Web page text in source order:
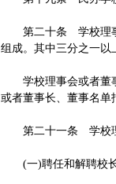
第二十条 学校理事
组成。其中三分之一
学校理事会或者董事
或者董事长、董事名
第二十一条 学校理
(一)聘任和解聘校